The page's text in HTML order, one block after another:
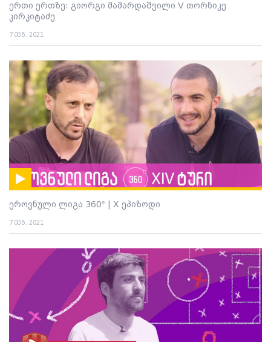
ერთი ერთზე: გიორგი მამარდაშვილი V თორნიკე
კირკიტაძე
7 ივნ. 2021
ეროვნული ლიგა 360° | X ეპიზოდი
7 ივნ. 2021